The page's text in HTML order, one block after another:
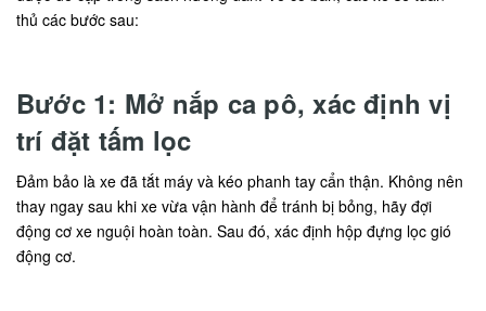
thủ các bước sau:
Bước 1: Mở nắp ca pô, xác định vị
trí đặt tấm lọc
Đảm bảo là xe đã tắt máy và kéo phanh tay cẩn thận. Không nên
thay ngay sau khi xe vừa vận hành để tránh bị bỏng, hãy đợi
động cơ xe nguội hoàn toàn. Sau đó, xác định hộp đựng lọc gió
động cơ.